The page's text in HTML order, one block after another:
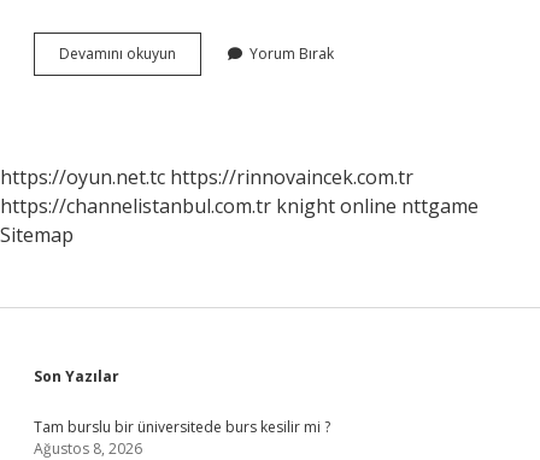
Devamını okuyun
Nuzhet
Yorum Bırak
https://oyun.net.tc https://rinnovaincek.com.tr
https://channelistanbul.com.tr knight online nttgame
Sitemap
Sidebar
Son Yazılar
Tam burslu bir üniversitede burs kesilir mi ?
Ağustos 8, 2026